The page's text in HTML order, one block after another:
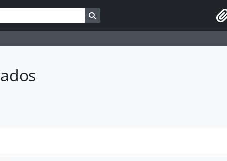
Busque na página de navegação